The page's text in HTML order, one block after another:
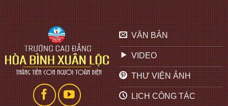
VĂN BẢN
VIDEO
THƯ VIỆN ẢNH
LỊCH CÔNG TÁC